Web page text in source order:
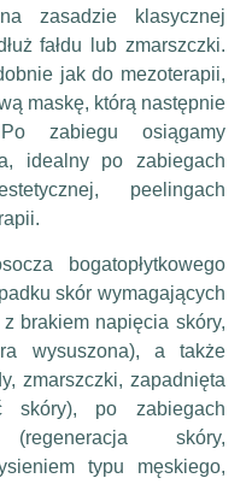
zasadzie klasycznej
fałdu lub zmarszczki.
jak do mezoterapii,
maskę, którą następnie
zabiegu osiągamy
idealny po zabiegach
peelingach
bogatopłytkowego
skór wymagających
brakiem napięcia skóry,
wysuszona), a także
zmarszczki, zapadnięta
skóry), po zabiegach
skóry,
typu męskiego,